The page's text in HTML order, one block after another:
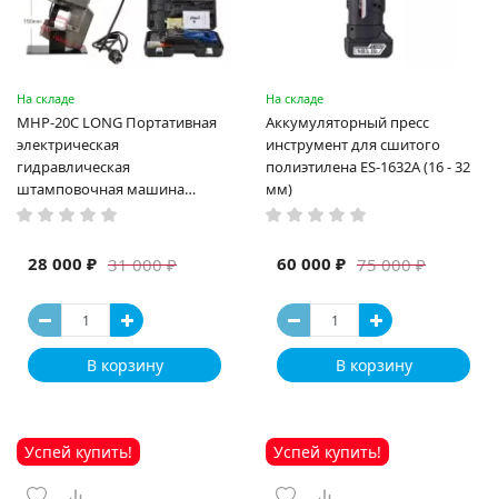
На складе
MHP-20C LONG Портативная
электрическая
гидравлическая
штамповочная машина
высокая мощность и мощный
машина
31 000 ₽
28 000 ₽
В корзину
На складе
Аккумуляторный пресс
инструмент для сшитого
полиэтилена ES-1632A (16 - 32
мм)
75 000 ₽
60 000 ₽
В корзину
Успей купить! Успей купить!